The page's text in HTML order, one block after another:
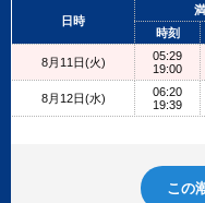
日時
時刻
8月11日(火)
05:29
19:00
8月12日(水)
06:20
19:39
この